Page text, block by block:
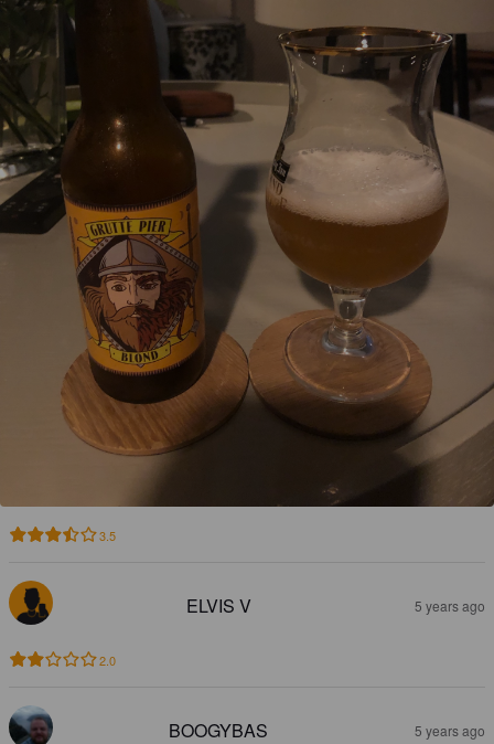
3.5
ELVIS V 5 years ago
2.0
BOOGYBAS 5 years ago